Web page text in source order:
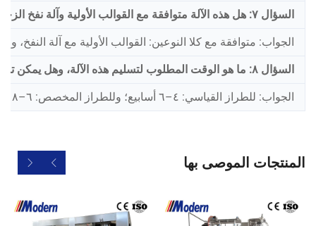
السؤال ٧: هل هذه الآلة متوافقة مع القوالب الأولية وآلة نفخ الزجاجات، أم أنها تتطلب زجاجات جاهزة مسبقاً؟
الجواب: متوافقة مع كلا النوعين: القوالب الأولية مع آلة النفخ،
السؤال ٨: ما هو الوقت المطلوب لتسليم هذه الآلة، وهل يمكن توريد قطع الغيار محلياً؟
الجواب: للطراز القياسي: ٤–٦ أسابيع؛ وللطراز المخصص: ٦–٨ أسابيع. ومتاحة قطع الغيار محلياً مع تسليم خلال ٤٨ ساعة.
المنتجات الموصى بها